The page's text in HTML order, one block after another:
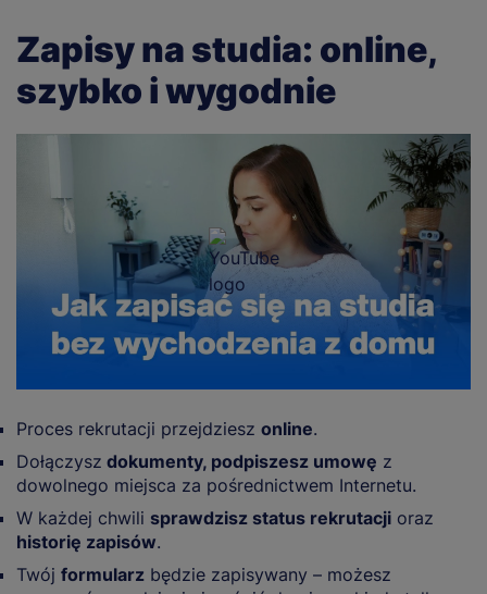
Zapisy na studia: online,
szybko i wygodnie
Proces rekrutacji przejdziesz online.
Dołączysz dokumenty, podpiszesz umowę z
dowolnego miejsca za pośrednictwem Internetu.
W każdej chwili sprawdzisz status rekrutacji oraz
historię zapisów.
Twój formularz będzie zapisywany – możesz